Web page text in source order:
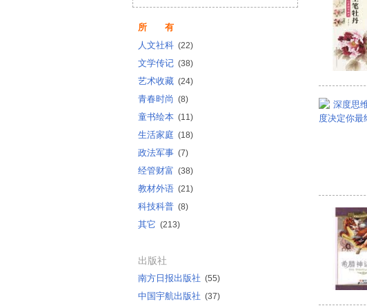
所 有
人文社科 (22)
文学传记 (38)
艺术收藏 (24)
青春时尚 (8)
童书绘本 (11)
生活家庭 (18)
政法军事 (7)
经管财富 (38)
教材外语 (21)
科技科普 (8)
其它 (213)
出版社
南方日报出版社 (55)
中国宇航出版社 (37)